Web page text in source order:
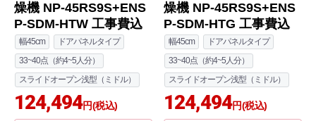
R9シリーズ 食器洗い乾
燥機 NP-45RS9S+ENS
P-SDM-HTG 工事費込
幅45cm
ドアパネルタイプ
33~40点（約4~5人分）
スライドオープン浅型（ミドル）
124,494円(税込)